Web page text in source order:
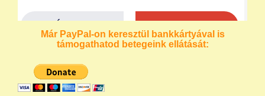
Már PayPal-on keresztül bankkártyával is
támogathatod betegeink ellátását: